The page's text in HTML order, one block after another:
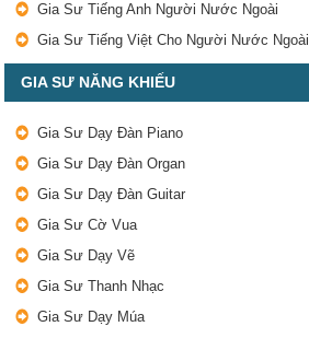
Gia Sư Tiếng Anh Người Nước Ngoài
Gia Sư Tiếng Việt Cho Người Nước Ngoài
GIA SƯ NĂNG KHIẾU
Gia Sư Dạy Đàn Piano
Gia Sư Dạy Đàn Organ
Gia Sư Dạy Đàn Guitar
Gia Sư Cờ Vua
Gia Sư Dạy Vẽ
Gia Sư Thanh Nhạc
Gia Sư Dạy Múa